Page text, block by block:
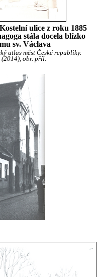
ulice z roku 1885
stála docela blízko
sv. Václava
atlas měst České republiky.
(2014), obr. příl.